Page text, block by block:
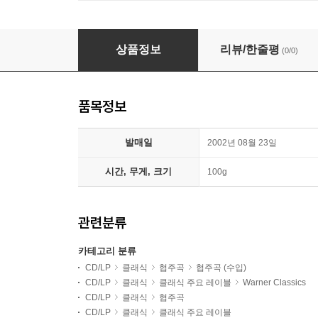
바이올린 협주곡 (모차르트 / 베토벤 / 멘델스존 /
상품정보 리뷰/한줄평 (0/0)
품목정보
발매일 2002년 08월 23일
시간, 무게, 크기 100g
관련분류
카테고리 분류
CD/LP 클래식 협주곡
협주곡 (수입)
CD/LP
클래식 클래식 주요 레이블
Warner Classics
CD/LP
클래식
협주곡
CD/LP
클래식 클래식 주요 레이블